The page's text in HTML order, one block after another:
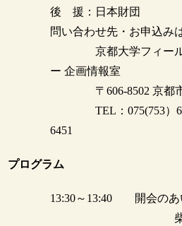
後 援：日本財団
問い合わせ先・お申込み
京都大学フィールド
ー 企画情報室
〒606-8502 京都市
TEL：075(753）
6451
プログラム
13:30～13:40 開会のあ
柴田 昌三（